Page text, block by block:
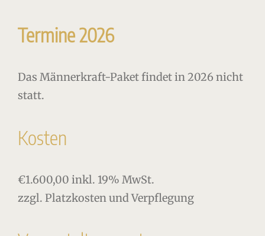
Termine 2026
Das Männerkraft-Paket findet in 2026 nicht
statt.
Kosten
€1.600,00 inkl. 19% MwSt.
zzgl. Platzkosten und Verpflegung